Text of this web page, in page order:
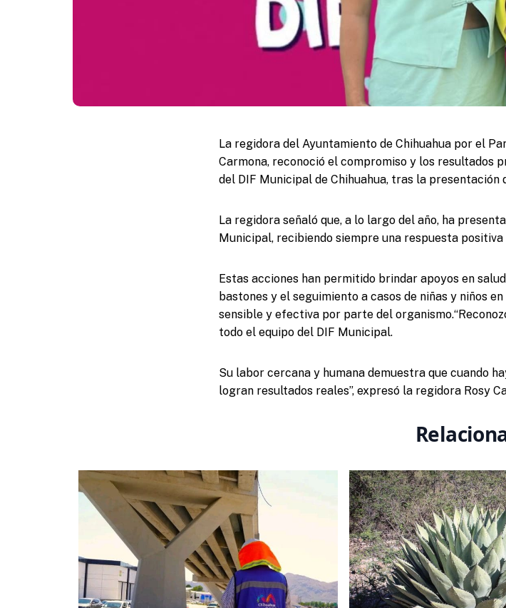
La regidora del Ayuntamiento de Chihuahua por el
Carmona, reconoció el compromiso y los resultados
del DIF Municipal de Chihuahua, tras la
La regidora señaló que, a lo largo del año, ha
Municipal, recibiendo siempre una respuesta
Estas acciones han permitido brindar apoyos en
bastones y el seguimiento a casos de niñas y niños
sensible y efectiva por parte del
todo el equipo del DIF Municipal.
Su labor cercana y humana demuestra que cuando
logran resultados reales”, expresó la regidora Rosy